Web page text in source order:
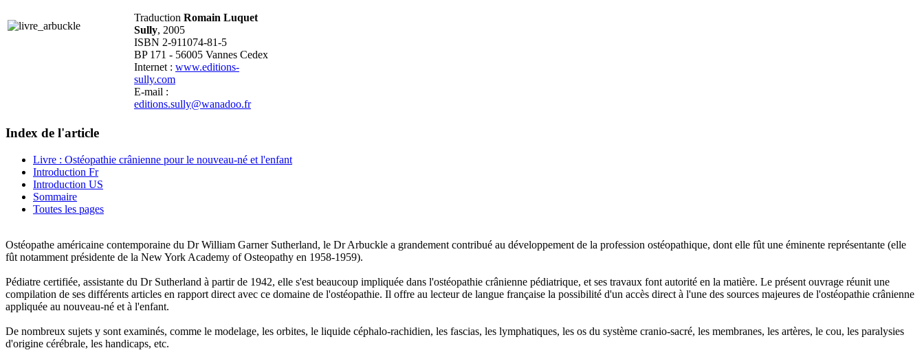
Traduction Romain Luquet
Sully, 2005
ISBN 2-911074-81-5
BP 171 - 56005 Vannes Cedex
Internet : www.editions-
sully.com
E-mail :
editions.sully@wanadoo.fr
Index de l'article
Livre : Ostéopathie crânienne pour le nouveau-né et l'enfant
Introduction Fr
Introduction US
Sommaire
Toutes les pages
Ostéopathe américaine contemporaine du Dr William Garner Sutherland, le Dr Arbuckle a grandement contribué au développement de la profession ostéopathique, dont elle fût une éminente représentante (elle
fût notamment présidente de la New York Academy of Osteopathy en 1958-1959).
Pédiatre certifiée, assistante du Dr Sutherland à partir de 1942, elle s'est beaucoup impliquée dans l'ostéopathie crânienne pédiatrique, et ses travaux font autorité en la matière. Le présent ouvrage réunit une
compilation de ses différents articles en rapport direct avec ce domaine de l'ostéopathie. Il offre au lecteur de langue française la possibilité d'un accès direct à l'une des sources majeures de l'ostéopathie crânienne
appliquée au nouveau-né et à l'enfant.
De nombreux sujets y sont examinés, comme le modelage, les orbites, le liquide céphalo-rachidien, les fascias, les lymphatiques, les os du système cranio-sacré, les membranes, les artères, le cou, les paralysies
d'origine cérébrale, les handicaps, etc.